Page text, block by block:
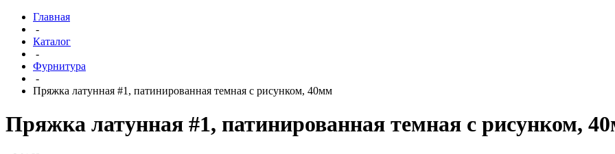
Главная
-
Каталог
-
Фурнитура
-
Пряжка латунная #1, патинированная темная с рисунком, 40мм
Пряжка латунная #1, патинированная темная с рисунком,